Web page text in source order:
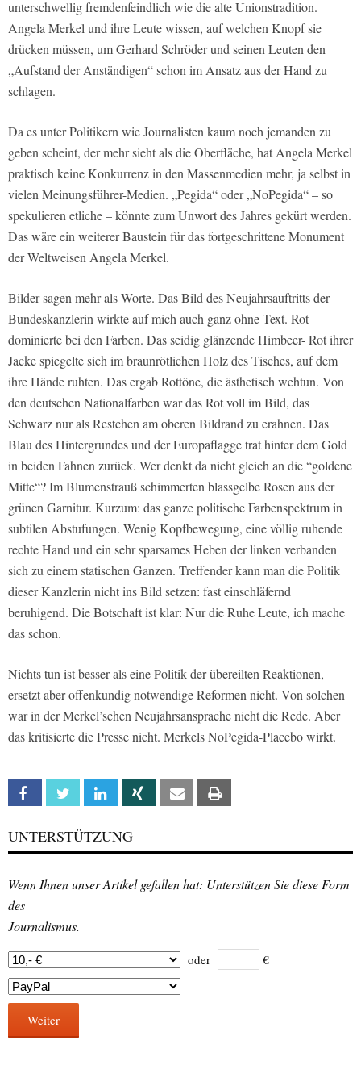
unterschwellig fremdenfeindlich wie die alte Unionstradition.
Angela Merkel und ihre Leute wissen, auf welchen Knopf sie
drücken müssen, um Gerhard Schröder und seinen Leuten den
„Aufstand der Anständigen“ schon im Ansatz aus der Hand zu
schlagen.
Da es unter Politikern wie Journalisten kaum noch jemanden zu
geben scheint, der mehr sieht als die Oberfläche, hat Angela Merkel
praktisch keine Konkurrenz in den Massenmedien mehr, ja selbst in
vielen Meinungsführer-Medien. „Pegida“ oder „NoPegida“ – so
spekulieren etliche – könnte zum Unwort des Jahres gekürt werden.
Das wäre ein weiterer Baustein für das fortgeschrittene Monument
der Weltweisen Angela Merkel.
Bilder sagen mehr als Worte. Das Bild des Neujahrsauftritts der
Bundeskanzlerin wirkte auf mich auch ganz ohne Text. Rot
dominierte bei den Farben. Das seidig glänzende Himbeer- Rot ihrer
Jacke spiegelte sich im braunrötlichen Holz des Tisches, auf dem
ihre Hände ruhten. Das ergab Rottöne, die ästhetisch wehtun. Von
den deutschen Nationalfarben war das Rot voll im Bild, das
Schwarz nur als Restchen am oberen Bildrand zu erahnen. Das
Blau des Hintergrundes und der Europaflagge trat hinter dem Gold
in beiden Fahnen zurück. Wer denkt da nicht gleich an die “goldene
Mitte“? Im Blumenstrauß schimmerten blassgelbe Rosen aus der
grünen Garnitur. Kurzum: das ganze politische Farbenspektrum in
subtilen Abstufungen. Wenig Kopfbewegung, eine völlig ruhende
rechte Hand und ein sehr sparsames Heben der linken verbanden
sich zu einem statischen Ganzen. Treffender kann man die Politik
dieser Kanzlerin nicht ins Bild setzen: fast einschläfernd
beruhigend. Die Botschaft ist klar: Nur die Ruhe Leute, ich mache
das schon.
Nichts tun ist besser als eine Politik der übereilten Reaktionen,
ersetzt aber offenkundig notwendige Reformen nicht. Von solchen
war in der Merkel’schen Neujahrsansprache nicht die Rede. Aber
das kritisierte die Presse nicht. Merkels NoPegida-Placebo wirkt.
Facebook Twitter Linkedin Xing Email
UNTERSTÜTZUNG
Wenn Ihnen unser Artikel gefallen hat: Unterstützen Sie diese Form
des
Journalismus.
oder €
Weiter